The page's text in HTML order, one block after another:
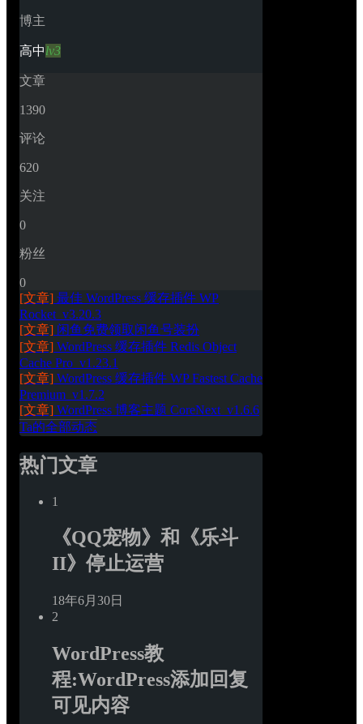
博主
高中lv3
文章
1390
评论
620
关注
0
粉丝
0
[文章] 最佳 WordPress 缓存插件 WP
Rocket_v3.20.3
[文章] 闲鱼免费领取闲鱼号装扮
[文章] WordPress 缓存插件 Redis Object
Cache Pro_v1.23.1
[文章] WordPress 缓存插件 WP Fastest Cache
Premium_v1.7.2
[文章] WordPress 博客主题 CoreNext_v1.6.6
Ta的全部动态
热门文章
1
《QQ宠物》和《乐斗
II》停止运营
18年6月30日
2
WordPress教
程:WordPress添加回复
可见内容